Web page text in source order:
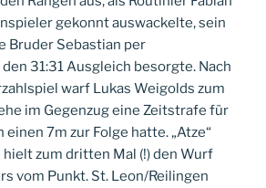
gekonnt auswackelte, sein
Bruder Sebastian per
31:31 Ausgleich besorgte. Nach
warf Lukas Weigolds zum
im Gegenzug eine Zeitstrafe für
7m zur Folge hatte. „Atze“
zum dritten Mal (!) den Wurf
vom Punkt. St. Leon/Reilingen